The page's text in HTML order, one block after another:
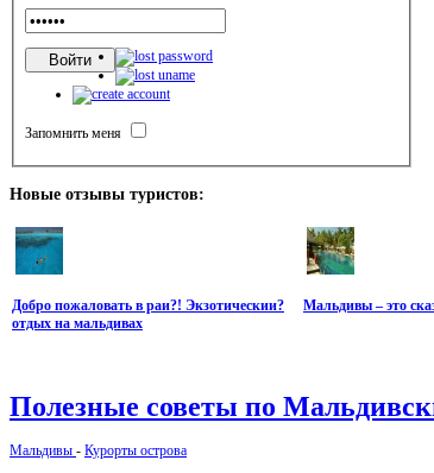
Запомнить меня
Новые отзывы туристов:
Добро пожаловать в раи?! Экзотическии?
отдых на мальдивах
Мальдивы – это
Полезные советы по
Мальдивы - Курорты острова